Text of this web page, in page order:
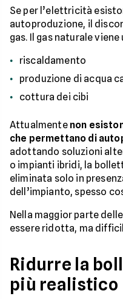
Se per l’elettricità
autoproduzione, il
gas. Il gas naturale
riscaldamento
produzione di acqua
cottura dei cibi
Attualmente non
che permettano di
adottando soluzioni
o impianti ibridi, la
eliminata solo in
dell’impianto, spesso
Nella maggior parte
essere ridotta, ma
Ridurre la
più realistico